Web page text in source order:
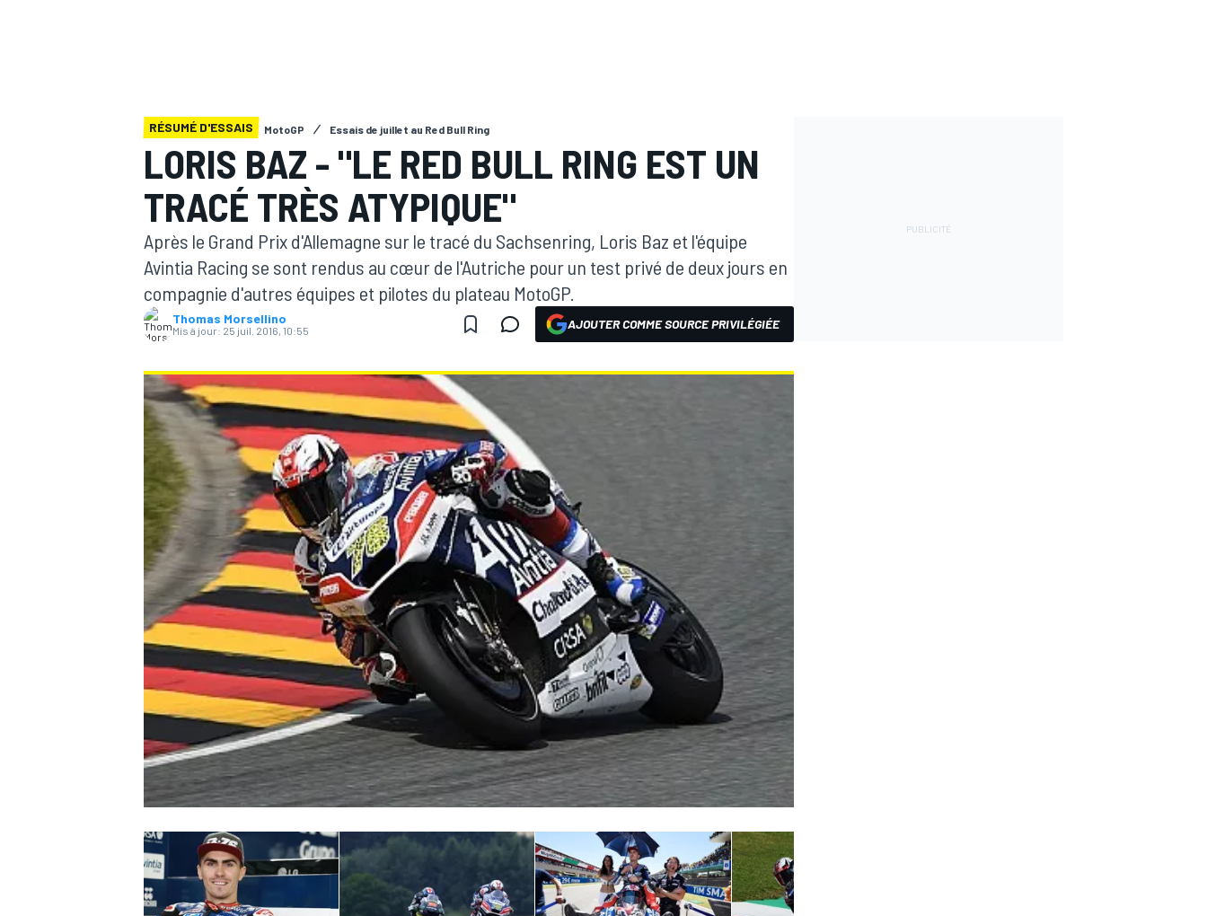
MOTOGP
WRC
RÉSUMÉ D'ESSAIS MotoGP Essais de juillet au Red Bull Ring
LORIS BAZ - "LE RED BULL RING EST UN
TRACÉ TRÈS ATYPIQUE"
Après le Grand Prix d'Allemagne sur le tracé du Sachsenring, Loris Baz et l'équipe
Avintia Racing se sont rendus au cœur de l'Autriche pour un test privé de deux jours en
compagnie d'autres équipes et pilotes du plateau MotoGP.
Thomas Morsellino
Mis à jour: 25 juil. 2016, 10:55 AJOUTER COMME SOURCE PRIVILÉGIÉE